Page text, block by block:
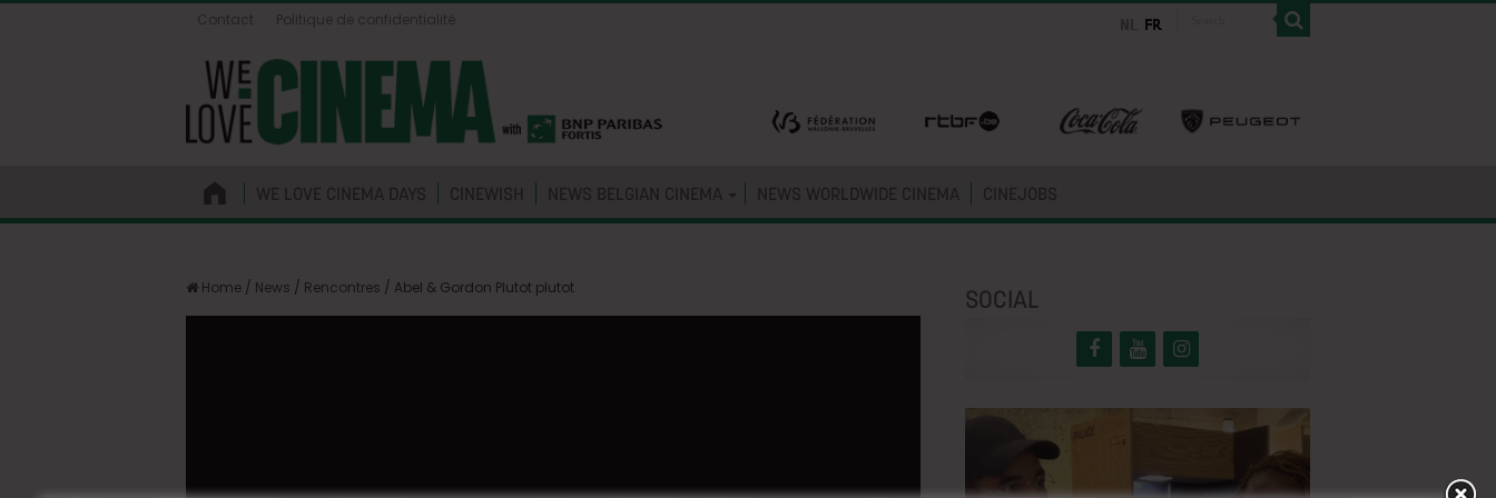
Contact Politique de confidentialité
WE LOVE CINEMA DAYS CINEWISH NEWS BELGIAN CINEMA NEWS WORLDWIDE CINEMA CINEJOBS
Home / News / Rencontres / Abel & Gordon Plutot plutot SOCIAL